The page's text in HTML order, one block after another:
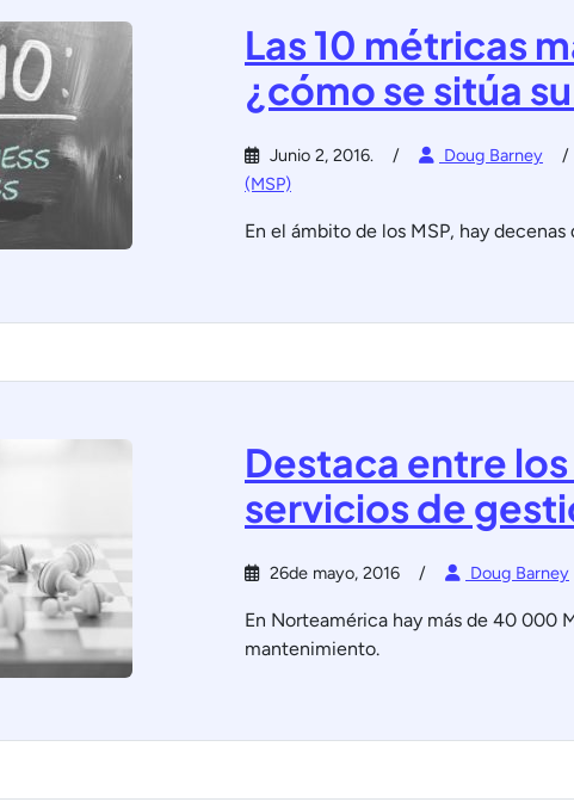
Las 10 métricas
¿cómo se sitúa
Junio 2, 2016. Doug Barney
(MSP)
En el ámbito de los MSP, hay
Destaca entre
servicios de
26de mayo, 2016 Doug Barney
En Norteamérica hay más de 40 000
mantenimiento.